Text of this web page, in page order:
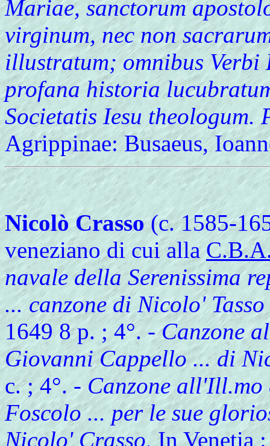
Mariae, sanctorum
virginum, nec non
illustratum; omnibus Verbi
profana historia
Societatis Iesu theologum.
Agrippinae: Busaeus,
Nicolò Crasso(c. 1585-
veneziano di cui alla
navale della Serenissima
... canzone di Nicolo'
1649 8 p. ; 4°. -Canzone
Giovanni Cappello ... di
c. ; 4°. -Canzone all'Ill.mo
Foscolo ... per le sue
Nicolo' Crasso, In Venetia